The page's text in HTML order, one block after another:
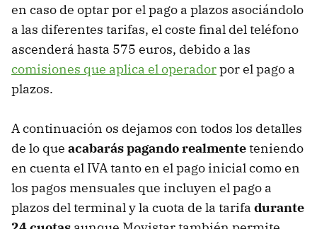
en caso de optar por el pago a plazos asociándolo
a las diferentes tarifas, el coste final del teléfono
ascenderá hasta 575 euros, debido a las
comisiones que aplica el operadorpor el pago a
plazos.
A continuación os dejamos con todos los detalles
de lo que acabarás pagando realmenteteniendo
en cuenta el IVA tanto en el pago inicial como en
los pagos mensuales que incluyen el pago a
plazos del terminal y la cuota de la tarifa durante